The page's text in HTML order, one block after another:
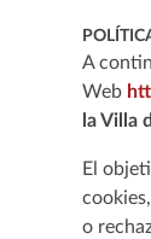
A
Web
la Villa
El
o